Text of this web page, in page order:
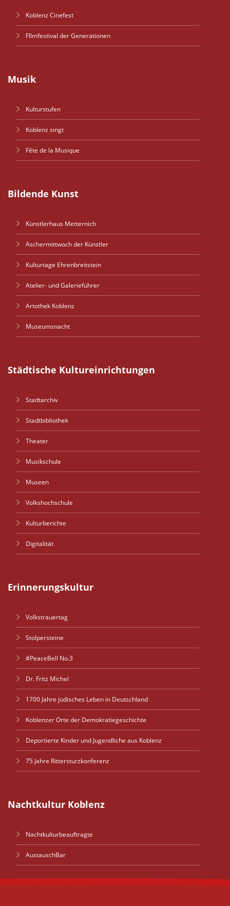
Koblenz Cinefest
FIlmfestival der Generationen
Musik
Kulturstufen
Koblenz singt
Fête de la Musique
Bildende Kunst
Künstlerhaus Metternich
Aschermittwoch der Künstler
Kulturtage Ehrenbreitstein
Atelier- und Galerieführer
Artothek Koblenz
Museumsnacht
Städtische Kultureinrichtungen
Stadtarchiv
Stadtbibliothek
Theater
Musikschule
Museen
Volkshochschule
Kulturberichte
Digitalität
Erinnerungskultur
Volkstrauertag
Stolpersteine
#PeaceBell No.3
Dr. Fritz Michel
1700 Jahre jüdisches Leben in Deutschland
Koblenzer Orte der Demokratiegeschichte
Deportierte Kinder und Jugendliche aus Koblenz
75 Jahre Rittersturzkonferenz
Nachtkultur Koblenz
Nachtkulturbeauftragte
AustauschBar